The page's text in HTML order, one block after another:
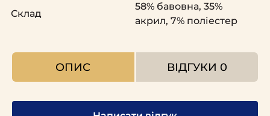
Склад
58% бавовна, 35%
акрил, 7% поліестер
ОПИС ВІДГУКИ 0